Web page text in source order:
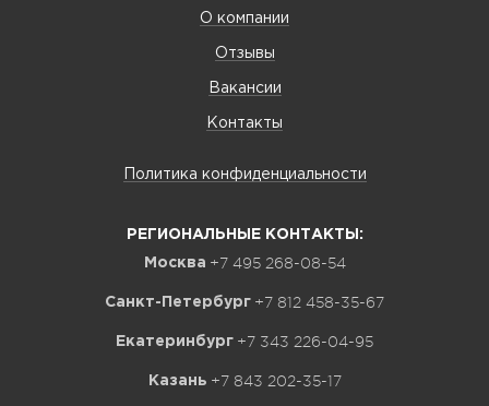
О компании
Отзывы
Вакансии
Контакты
Политика конфиденциальности
РЕГИОНАЛЬНЫЕ КОНТАКТЫ:
Москва +7 495 268-08-54
Санкт-Петербург +7 812 458-35-67
Екатеринбург +7 343 226-04-95
Казань +7 843 202-35-17